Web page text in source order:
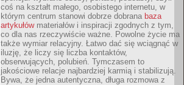
coś na kształt małego, osobistego internetu, w
którym centrum stanowi dobrze dobrana baza
artykułówmateriałów i inspiracji zgodnych z tym,
co dla nas rzeczywiście ważne. Powolne życie ma
także wymiar relacyjny. Łatwo dać się wciągnąć w
iluzję, że liczy się liczba kontaktów,
obserwujących, polubień. Tymczasem to
jakościowe relacje najbardziej karmią i stabilizują.
Bywa, że jedna autentyczna, długa rozmowa z